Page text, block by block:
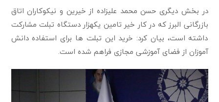
در بخش دیگری حسن محمد علیزاده از خیرین و نیکوکاران اتاق
بازرگانی البرز که در کار خیر تامین یکهزار دستگاه تبلت مشارکت
داشته است، بیان کرد: خرید این تبلت ها برای استفاده دانش
آموزان از فضای آموزشی مجازی فراهم شده است.